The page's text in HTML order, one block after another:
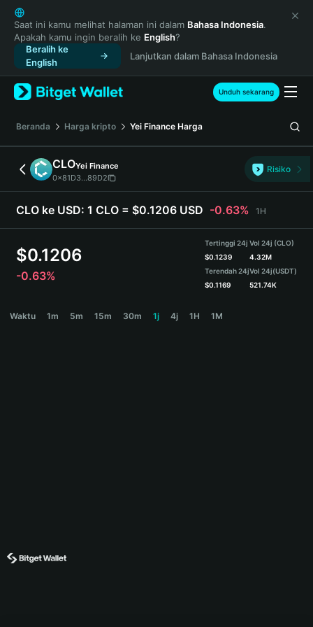
English
日本語
Tiếng Việt
Русский
Español (Latinoamérica)
Türkçe
Français
Deutsch
简体中文
繁體中文
Português (Portugal)
Bahasa Indonesia
ภาษาไทย
Español
Español (Argentina)
Saat ini kamu melihat halaman ini dalam Bahasa Indonesia.
Apakah kamu ingin beralih ke English?
Beralih ke
English
Lanjutkan dalam Bahasa Indonesia
Unduh sekarang
Beranda Harga kripto Yei Finance Harga
CLOYei Finance
0x81D3...89D2
Risiko
CLO ke USD: 1 CLO = $0.1206 USD -0.63% 1H
$0.1206
-0.63%
Tertinggi 24j
$0.1239
Terendah 24j
$0.1169
Vol 24j (CLO)
4.32M
Vol 24j(USDT)
521.74K
Waktu 1m 5m 15m 30m 1j 4j 1H 1M